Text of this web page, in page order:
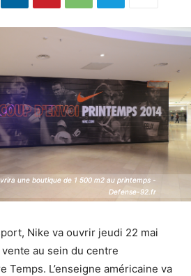
une boutique de 1 500 m2 au printemps -
Defense-92.fr
une boutique de 1 500 m2 au printemps -
Defense-92.fr
Nike va ouvrir jeudi 22 mai
au sein du centre
Temps. L’enseigne américaine va